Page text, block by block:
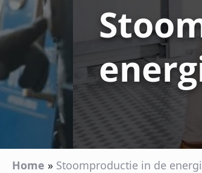
Home » Stoomproductie in de